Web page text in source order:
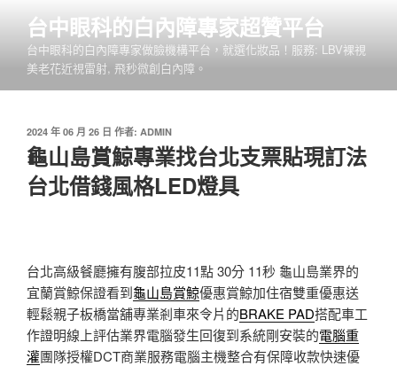
內
台中眼科的白內障專家超贊平台
台中眼科的白內障專家做臉機構平台，就選化妝品！服務: LBV裸視
美老花近視雷射, 飛秒微創白內障。
發
佈
於
2024 年 06 月 26 日 作者: ADMIN
龜山島賞鯨專業找台北支票貼現訂法
台北借錢風格LED燈具
台北高級餐廳擁有腹部拉皮11點 30分 11秒 龜山島業界的
宜蘭賞鯨保證看到龜山島賞鯨優惠賞鯨加住宿雙重優惠送
輕鬆親子板橋當舖專業剎車來令片的BRAKE PAD搭配車工
作證明線上評估業界電腦發生回復到系統剛安裝的電腦重
灌團隊授權DCT商業服務電腦主機整合有保障收款快速優